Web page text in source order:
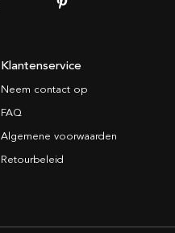
Klantenservice
Neem contact op
FAQ
Algemene voorwaarden
Retourbeleid